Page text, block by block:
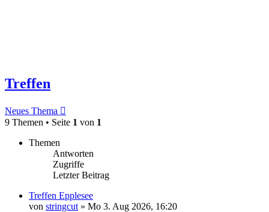
Treffen
Neues Thema
9 Themen • Seite 1 von 1
Themen
Antworten
Zugriffe
Letzter Beitrag
Treffen Epplesee
von stringcut » Mo 3. Aug 2026, 16:20